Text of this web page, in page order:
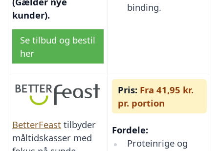
kunder).
Se tilbud og bestil
her
binding.
BetterFeast tilbyder
måltidskasser med
Pris: Fra 41,95 kr.
pr. portion
Fordele:
Proteinrige og